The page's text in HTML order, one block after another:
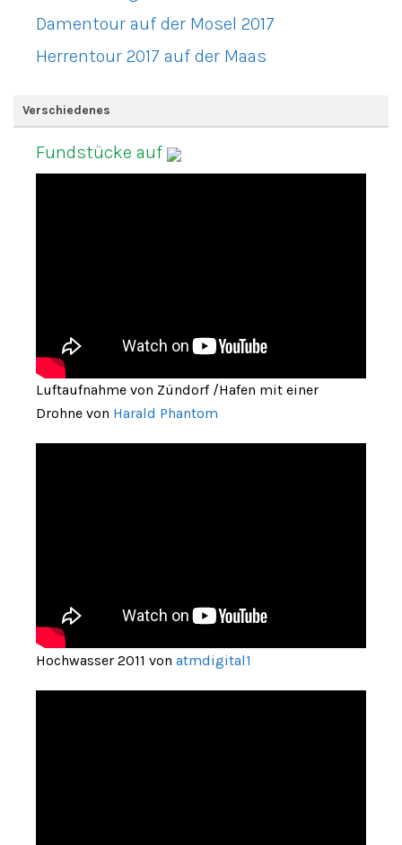
Damentour auf der Mosel 2017
Herrentour 2017 auf der Maas
Verschiedenes
Fundstücke auf
Luftaufnahme von Zündorf /Hafen mit einer
Drohne von Harald Phantom
Hochwasser 2011 von atmdigital1